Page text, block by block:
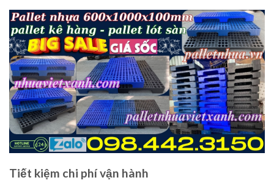
Tiết kiệm chi phí vận hành